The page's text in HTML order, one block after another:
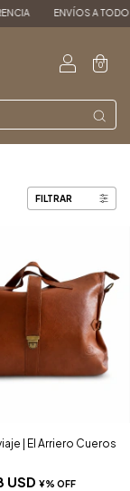
ENVÍOS A TODO EL PAÍS
0
FILTRAR
| El Arriero Cueros
USD